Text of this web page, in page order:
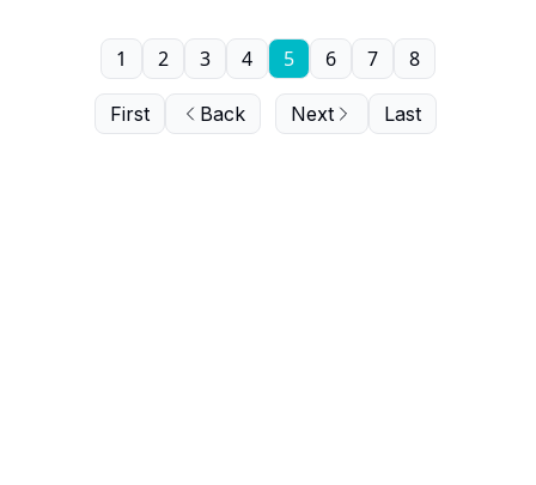
First Back
1 2 3 4 5 6 7 8
Next Last